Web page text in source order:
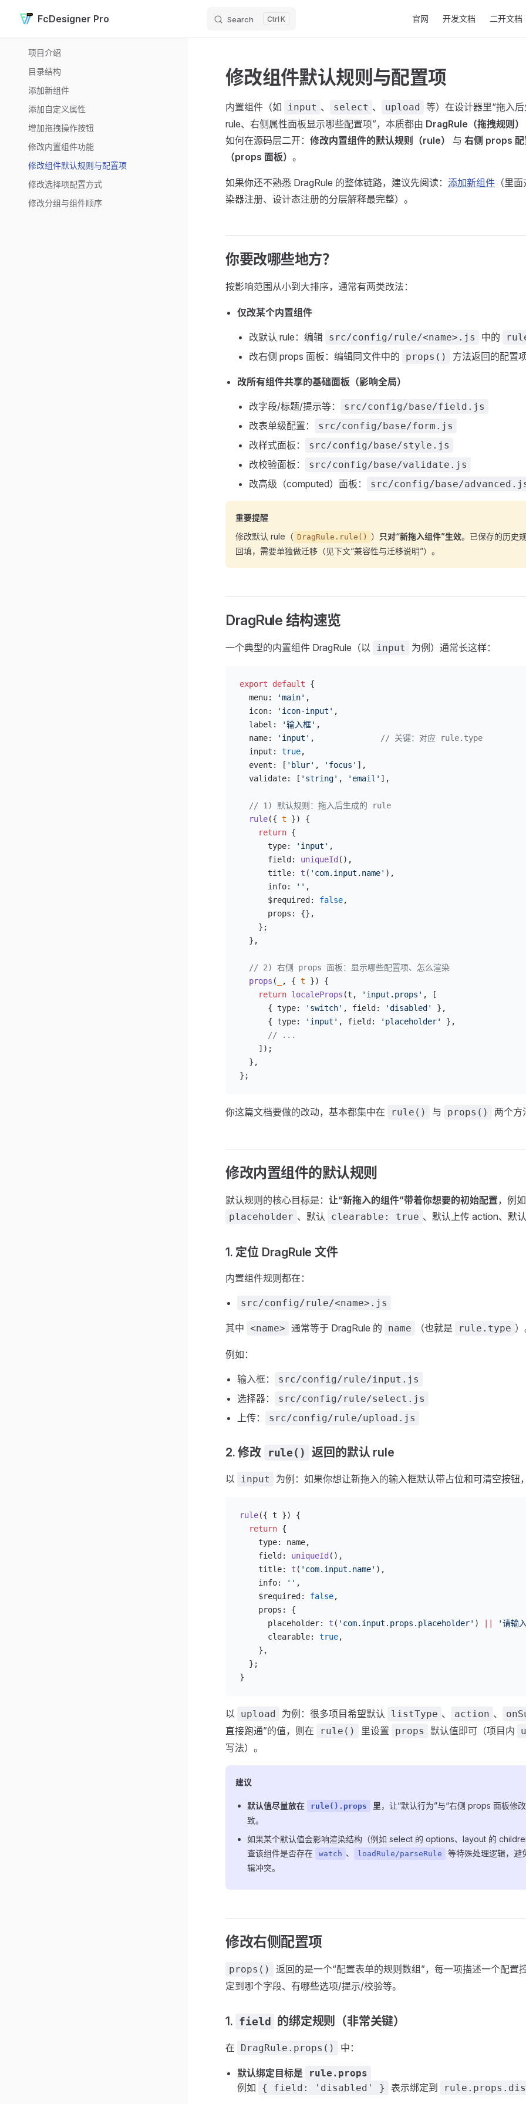
Skip to content
FcDesigner Pro Search K 官网 开发文档 二开文档
项目介绍
目录结构
添加新组件
添加自定义属性
增加拖拽操作按钮
修改内置组件功能
修改组件默认规则与配置项
修改选择项配置方式
修改分组与组件顺序
修改组件默认规则与配置项
内置组件（如 input 、 select 、 upload 等）在设计器里“拖入
rule、右侧属性面板显示哪些配置项”，本质都由 DragRule（拖拽规则）
如何在源码层二开： 修改内置组件的默认规则（rule） 与 右侧 props 配
（props 面板） 。
如果你还不熟悉 DragRule 的整体链路，建议先阅读： 添加新组件 （里
染器注册、设计态注册的分层解释最完整）。
你要改哪些地方？
按影响范围从小到大排序，通常有两类改法：
仅改某个内置组件
改默认 rule：编辑 src/config/rule/<name>.js 中的
改右侧 props 面板：编辑同文件中的
props() 方法返回的配置
改所有组件共享的基础面板（影响全局）
改字段/标题/提示等： src/config/base/field.js
改表单级配置： src/config/base/form.js
改样式面板： src/config/base/style.js
改校验面板： src/config/base/validate.js
改高级（computed）面板： src/config/base/
重要提醒
修改默认 rule（ DragRule.rule() ） 只对“新拖入组件”生效。已保存的历史
回填，需要单独做迁移（见下文“兼容性与迁移说明”）。
DragRule 结构速览
一个典型的内置组件 DragRule（以 input 为例）通常长这样：
export default {
  menu:
'main' ,
  icon:
'icon-input' ,
  label:
'输入框' ,
  name:
'input' ,
// 关键：对应 rule.type
  input:
true,
  event: [
'blur' , 'focus' ],
  validate: [
'string' , 'email' ],
// 1) 默认规则：拖入后生成的 rule
  rule
({ t }) {
    return
{
      type:
'input' ,
      field:
uniqueId (),
      title:
t ( 'com.input.name' ),
      info:
'' ,
      $required:
false,
      props: {},
    };
  },
// 2) 右侧 props 面板：显示哪些配置项、怎么渲染
  props
( , { t }) {
    return
localeProps (t, 'input.props' , [
      { type:
'switch' , field: 'disabled'
},
      { type:
'input' , field: 'placeholder'
},
      // ...
    ]);
  },
};
你这篇文档要做的改动，基本都集中在 rule() 与 props() 两个方
修改内置组件的默认规则
默认规则的核心目标是： 让“新拖入的组件”带着你想要的初始配置，例
placeholder 、默认 clearable: true 、默认上传 action、默
1. 定位 DragRule 文件
内置组件规则都在：
src/config/rule/<name>.js
其中 <name> 通常等于 DragRule 的 name （也就是 rule.type ）
例如：
输入框： src/config/rule/input.js
选择器： src/config/rule/select.js
上传： src/config/rule/upload.js
2. 修改 rule() 返回的默认 rule
以 input 为例：如果你想让新拖入的输入框默认带占位和可清空按钮
rule({ t }) {
  return
{
    type: name,
    field:
uniqueId (),
    title:
t ( 'com.input.name' ),
    info:
'' ,
    $required:
false,
    props: {
      placeholder:
t ( 'com.input.props.placeholder' ) '请输
      clearable:
true,
    },
  };
}
以 upload 为例：很多项目希望默认 listType 、 action 、
直接跑通”的值，则在
rule() 里设置 props 默认值即可（项目内
写法）。
建议
默认值尽量放在 rule().props 里，让“默认行为”与“右侧 props 面板修
致。
如果某个默认值会影响渲染结构（例如 select 的 options、layout 的
查该组件是否存在
watch 、 loadRule/parseRule
等特殊处理逻辑，避
辑冲突。
修改右侧配置项
props()
返回的是一个“配置表单的规则数组”，每一项描述一个配置
定到哪个字段、有哪些选项/提示/校验等。
1. field 的绑定规则（非常关键）
在 DragRule.props() 中：
默认绑定目标是 rule.props
例如 { field: 'disabled' } 表示绑定到